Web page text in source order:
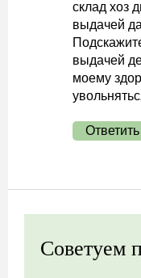
склад хоз
выдачей
выдачей
моему
Ответить
Советуем